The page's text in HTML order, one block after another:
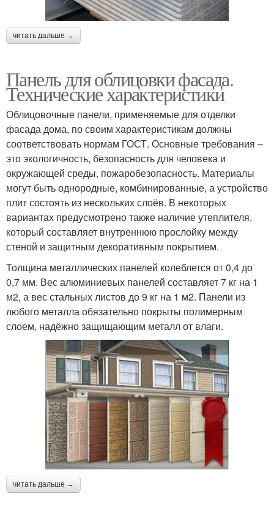
читать дальше →
Панель для облицовки фасада.
Технические характеристики
Облицовочные панели, применяемые для отделки
фасада дома, по своим характеристикам должны
соответствовать нормам ГОСТ. Основные требования –
это экологичность, безопасность для человека и
окружающей среды, пожаробезопасность. Материалы
могут быть однородные, комбинированные, а устройство
плит состоять из нескольких слоёв. В некоторых
вариантах предусмотрено также наличие утеплителя,
который составляет внутреннюю прослойку между
стеной и защитным декоративным покрытием.
Толщина металлических панелей колеблется от 0,4 до
0,7 мм. Вес алюминиевых панелей составляет 7 кг на 1
м2, а вес стальных листов до 9 кг на 1 м2. Панели из
любого металла обязательно покрыты полимерным
слоем, надёжно защищающим металл от влаги.
читать дальше →